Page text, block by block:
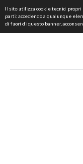
Il sito utilizza cookie tecnici propri
parti: accedendo a qualunque
di fuori di questo banner,